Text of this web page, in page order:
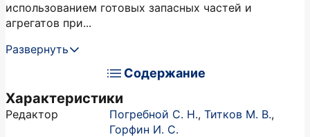
использованием готовых запасных частей и
агрегатов при...
Развернуть
Содержание
Характеристики
Редактор Погребной С. Н., Титков М. В.,
Горфин И. С.